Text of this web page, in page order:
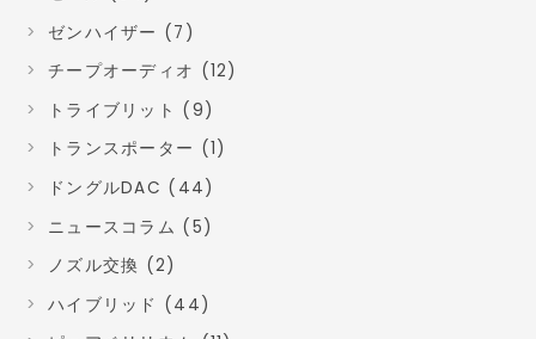
ゼンハイザー (7)
チープオーディオ (12)
トライブリット (9)
トランスポーター (1)
ドングルDAC (44)
ニュースコラム (5)
ノズル交換 (2)
ハイブリッド (44)